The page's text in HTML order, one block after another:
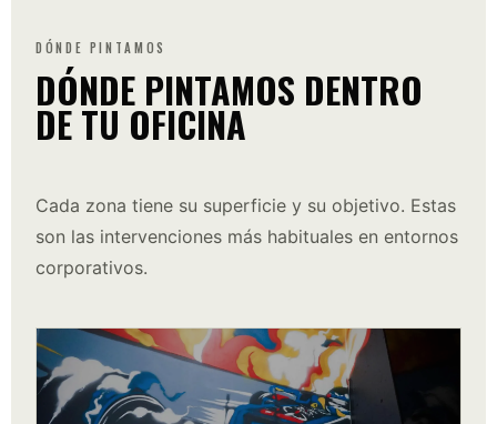
DÓNDE PINTAMOS
DÓNDE PINTAMOS DENTRO
DE TU OFICINA
Cada zona tiene su superficie y su objetivo. Estas
son las intervenciones más habituales en entornos
corporativos.